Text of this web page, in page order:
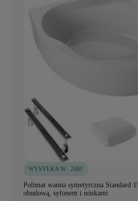
WYSYŁKA W: 24H!
Polimat wanna symetyrczna Standard
obudową, syfonem i nózkami